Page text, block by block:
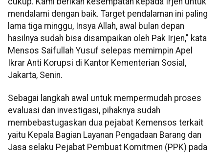
mendalami dengan baik. Target pendalaman ini paling
lama tiga minggu, Insya Allah, awal bulan depan
hasilnya sudah bisa disampaikan oleh Pak Irjen," kata
Mensos Saifullah Yusuf selepas memimpin Apel
Ikrar Anti Korupsi di Kantor Kementerian Sosial,
Jakarta, Senin.
Sebagai langkah awal untuk mempermudah proses
evaluasi dan investigasi, pihaknya sudah
membebastugaskan dua pejabat Kemensos terkait
yaitu Kepala Bagian Layanan Pengadaan Barang dan
Jasa selaku Pejabat Pembuat Komitmen (PPK) pada